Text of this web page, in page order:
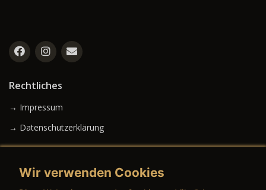
Rechtliches
→ Impressum
→ Datenschutzerklärung
Wir verwenden Cookies